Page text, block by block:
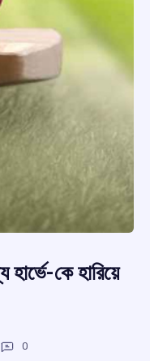
কে হারিয়ে
0